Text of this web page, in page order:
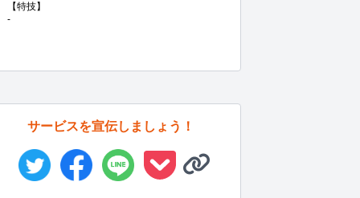
【特技】
-
サービスを宣伝しましょう！